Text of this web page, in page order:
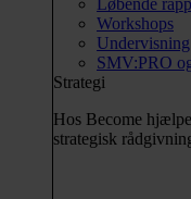
Workshops
SMV:PRO
Strategi
Hos Become
strategisk